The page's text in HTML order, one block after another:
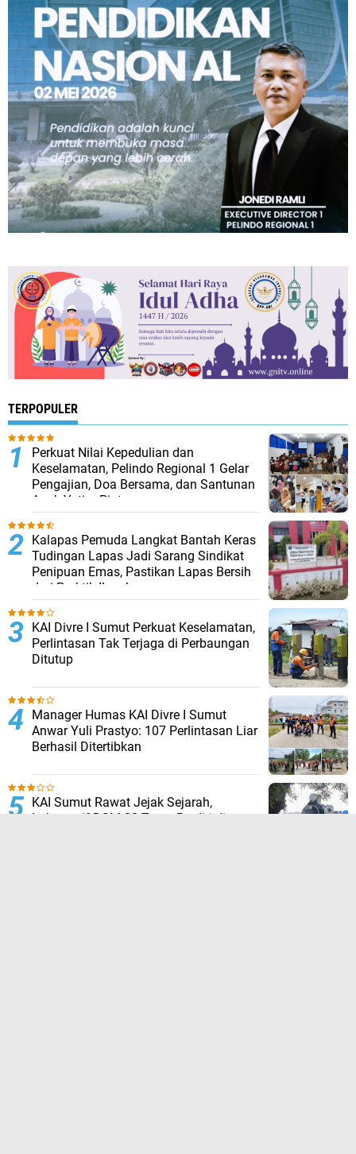
TERPOPULER
Perkuat Nilai Kepedulian dan
Keselamatan, Pelindo Regional 1 Gelar
Pengajian, Doa Bersama, dan Santunan
Anak Yatim Piatu
Kalapas Pemuda Langkat Bantah Keras
Tudingan Lapas Jadi Sarang Sindikat
Penipuan Emas, Pastikan Lapas Bersih
dari Praktik Ilegal
KAI Divre I Sumut Perkuat Keselamatan,
Perlintasan Tak Terjaga di Perbaungan
Ditutup
Manager Humas KAI Divre I Sumut
Anwar Yuli Prastyo: 107 Perlintasan Liar
Berhasil Ditertibkan
KAI Sumut Rawat Jejak Sejarah,
Lokomotif DSM 38 Tetap Berdiri di